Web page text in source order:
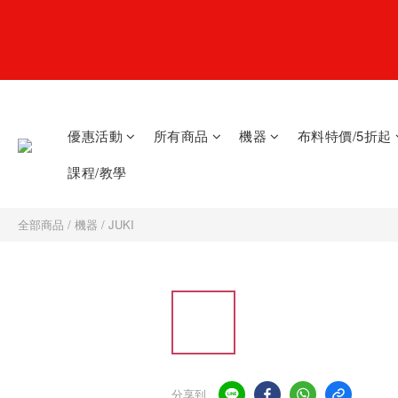
優惠活動 所有商品 機器
布料特價/5折起
課程/教學
全部商品 / 機器 / JUKI
分享到